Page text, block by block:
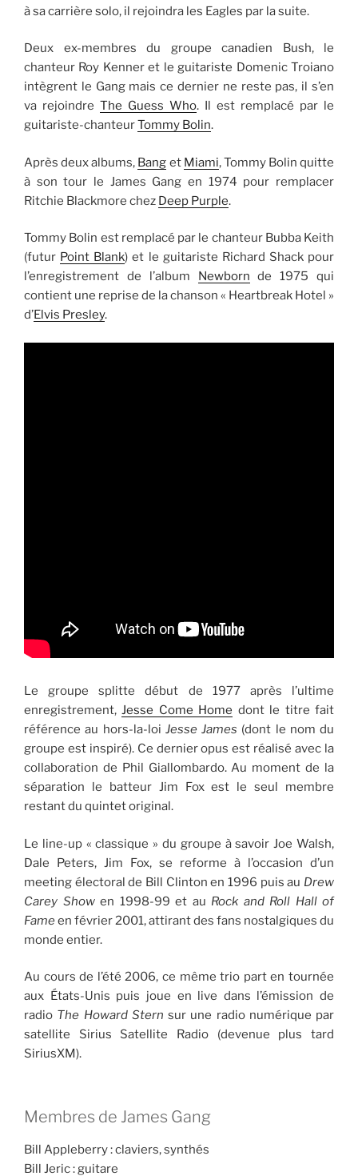
à sa carrière solo, il rejoindra les Eagles par la suite.
Deux ex-membres du groupe canadien Bush, le
chanteur Roy Kenner et le guitariste Domenic Troiano
intègrent le Gang mais ce dernier ne reste pas, il s’en
va rejoindre The Guess Who. Il est remplacé par le
guitariste-chanteurTommy Bolin.
Après deux albums, Bang et Miami, Tommy Bolin quitte
à son tour le James Gang en 1974 pour remplacer
Ritchie Blackmore chez Deep Purple.
Tommy Bolin est remplacé par le chanteur Bubba Keith
(futur Point Blank) et le guitariste Richard Shack pour
l’enregistrement de l’album Newborn de 1975 qui
contient une reprise de la chanson « Heartbreak Hotel »
d’Elvis Presley.
Le groupe splitte début de 1977 après l’ultime
enregistrement,Jesse Come Home dont le titre fait
référence au hors-la-loi Jesse James (dont le nom du
groupe est inspiré). Ce dernier opus est réalisé avec la
collaboration de Phil Giallombardo. Au moment de la
séparation le batteur Jim Fox est le seul membre
restant du quintet original.
Le line-up « classique » du groupe à savoir Joe Walsh,
Dale Peters, Jim Fox, se reforme à l’occasion d’un
meeting électoral de Bill Clinton en 1996 puis au Drew
Carey Showen 1998-99 et au Rock and Roll Hall of
Fameen février 2001, attirant des fans nostalgiques du
monde entier.
Au cours de l’été 2006, ce même trio part en tournée
aux États-Unis puis joue en live dans l’émission de
radio The Howard Stern sur une radio numérique par
satellite Sirius Satellite Radio (devenue plus tard
SiriusXM).
Membres de James Gang
Bill Appleberry : claviers, synthés
Bill Jeric : guitare